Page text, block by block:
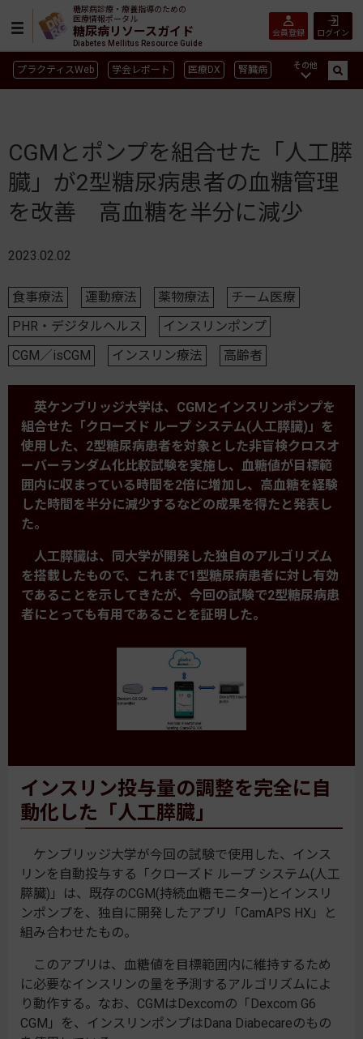
糖尿病診療・療養指導のための
医療情報ポータル
糖尿病リソースガイド
Diabetes Mellitus Resource Guide
ログイン
会員登録
プラクティスWeb 学会レポート 医療DX 腎臓病
インスリン製剤 薬物療法 食事療法 運動療法
合併症 ガイドライン
その他
CGMとポンプを組合せた「人工膵
臓」が2型糖尿病患者の血糖管理
を改善 高血糖を半分に減少
2023.02.02
食事療法 運動療法 薬物療法
チーム医療
PHR・デジタルヘルス
インスリンポンプ
CGM／isCGM
インスリン療法 高齢者
英ケンブリッジ大学は、CGMとインスリンポンプを
組合せた「クローズド ループ システム(人工膵臓)」を
使用した、2型糖尿病患者を対象とした非盲検クロスオ
ーバーランダム化比較試験を実施し、血糖値が目標範
囲内に収まっている時間を2倍に増加し、高血糖を経験
した時間を半分に減少するなどの成果を得たと発表し
た。
人工膵臓は、同大学が開発した独自のアルゴリズム
を搭載したもので、これまで1型糖尿病患者に対し有効
であることを示してきたが、今回の試験で2型糖尿病患
者にとっても有用であることを証明した。
インスリン投与量の調整を完全に自
動化した「人工膵臓」
ケンブリッジ大学が今回の試験で使用した、インス
リンを自動投与する「クローズド ループ システム(人工
膵臓)」は、既存のCGM(持続血糖モニター)とインスリ
ンポンプを、独自に開発したアプリ「CamAPS HX」と
組み合わせたもの。
このアプリは、血糖値を目標範囲内に維持するため
に必要なインスリンの量を予測するアルゴリズムによ
り動作する。なお、CGMはDexcomの「Dexcom G6
CGM」を、インスリンポンプはDana Diabecareのもの